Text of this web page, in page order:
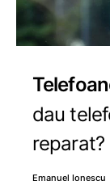
dau
reparat?
Emanuel Ionescu